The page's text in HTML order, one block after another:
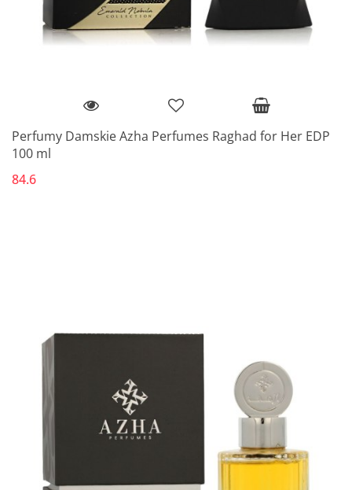
Perfumy Damskie Azha Perfumes Raghad for Her EDP
100 ml
84.6